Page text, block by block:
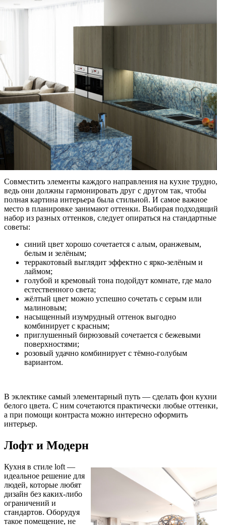
Совместить элементы каждого направления на кухне трудно,
ведь они должны гармонировать друг с другом так, чтобы
полная картина интерьера была стильной. И самое важное
место в планировке занимают оттенки. Выбирая подходящий
набор из разных оттенков, следует опираться на стандартные
советы:
синий цвет хорошо сочетается с алым, оранжевым,
белым и зелёным;
терракотовый выглядит эффектно с ярко-зелёным и
лаймом;
голубой и кремовый тона подойдут комнате, где мало
естественного света;
жёлтый цвет можно успешно сочетать с серым или
малиновым;
насыщенный изумрудный оттенок выгодно
комбинирует с красным;
приглушенный бирюзовый сочетается с бежевыми
поверхностями;
розовый удачно комбинирует с тёмно-голубым
вариантом.
В эклектике самый элементарный путь — сделать фон кухни
белого цвета. С ним сочетаются практически любые оттенки,
а при помощи контраста можно интересно оформить
интерьер.
Лофт и Модерн
Кухня в стиле loft —
идеальное решение для
людей, которые любят
дизайн без каких-либо
ограничений и
стандартов. Оборудуя
такое помещение, не